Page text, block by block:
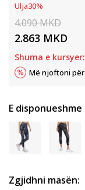
Ulja30%
4.090MKD
2.863 MKD
Shuma e kursyer:
Më njoftoni
E
Zgjidhni masën: